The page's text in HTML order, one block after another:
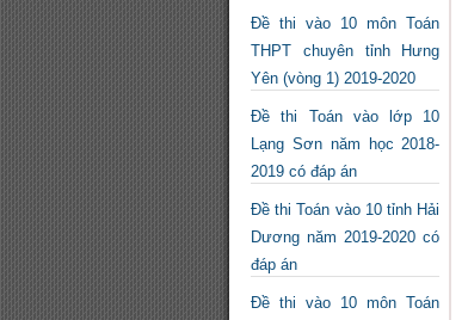
Đề thi vào 10 môn Toán
THPT chuyên tỉnh Hưng
Yên (vòng 1) 2019-2020
Đề thi Toán vào lớp 10
Lạng Sơn năm học 2018-
2019 có đáp án
Đề thi Toán vào 10 tỉnh Hải
Dương năm 2019-2020 có
đáp án
Đề thi vào 10 môn Toán